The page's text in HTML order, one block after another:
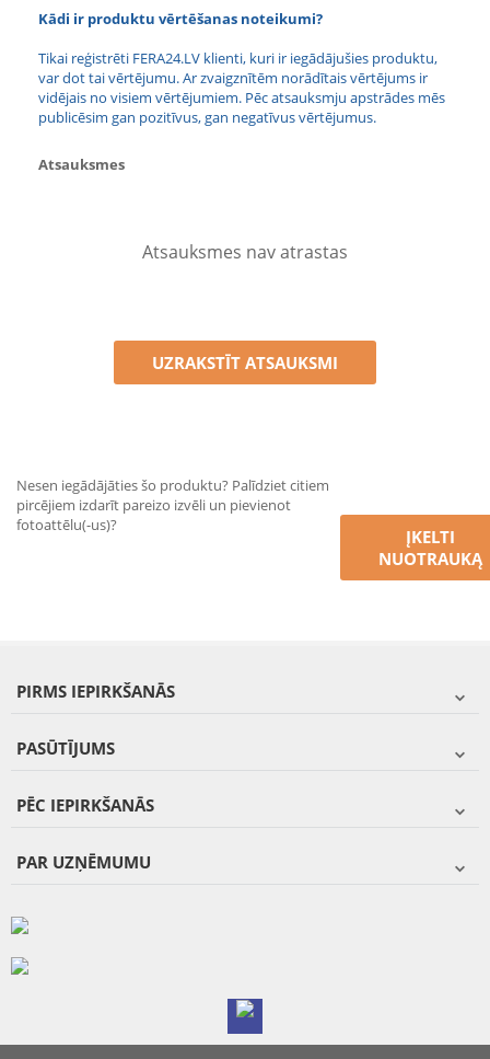
Kādi ir produktu vērtēšanas noteikumi?
Tikai reģistrēti FERA24.LV klienti, kuri ir iegādājušies produktu,
var dot tai vērtējumu. Ar zvaigznītēm norādītais vērtējums ir
vidējais no visiem vērtējumiem. Pēc atsauksmju apstrādes mēs
publicēsim gan pozitīvus, gan negatīvus vērtējumus.
Atsauksmes
Atsauksmes nav atrastas
UZRAKSTĪT ATSAUKSMI
Nesen iegādājāties šo produktu? Palīdziet citiem
pircējiem izdarīt pareizo izvēli un pievienot
fotoattēlu(-us)?
ĮKELTI
NUOTRAUKĄ
PIRMS IEPIRKŠANĀS
PASŪTĪJUMS
PĒC IEPIRKŠANĀS
PAR UZŅĒMUMU